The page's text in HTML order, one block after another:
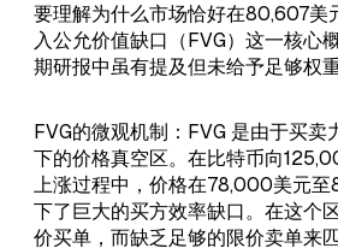
要理解为什么市场恰好在80,607美
入公允价值缺口（FVG）这一核心
期研报中虽有提及但未给予足够权
FVG的微观机制：FVG 是由于买卖
下的价格真空区。在比特币向
上涨过程中，价格在78,000美元
下了巨大的买方效率缺口。在这个
价买单，而缺乏足够的限价卖单来